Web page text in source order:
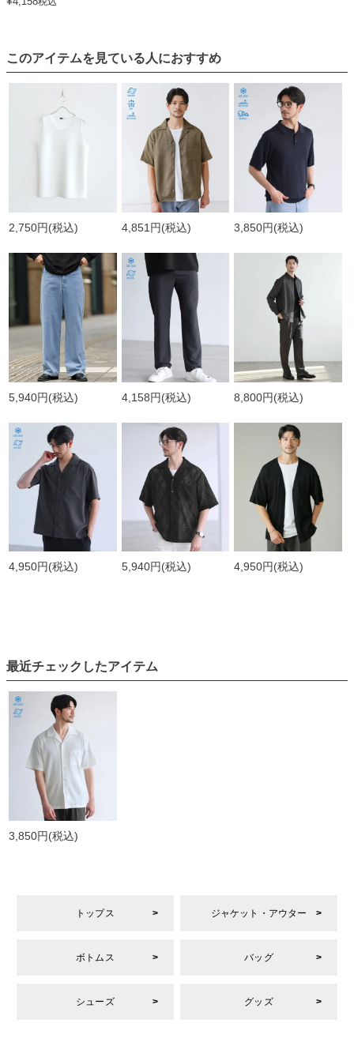
このアイテムを見ている人におすすめ
2,750円(税込) 4,851円(税込) 3,850円(税込)
5,940円(税込) 4,158円(税込) 8,800円(税込)
4,950円(税込) 5,940円(税込) 4,950円(税込)
最近チェックしたアイテム
3,850円(税込)
トップス ジャケット・アウター
ボトムス バッグ
シューズ グッズ